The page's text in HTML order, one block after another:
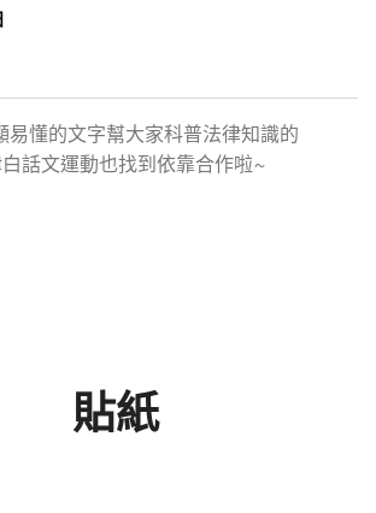
易懂的文字幫大家科普法律知識的
話文運動也找到依靠合作啦~
貼紙